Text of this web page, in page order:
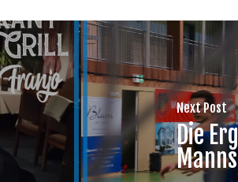
Next Post
Die